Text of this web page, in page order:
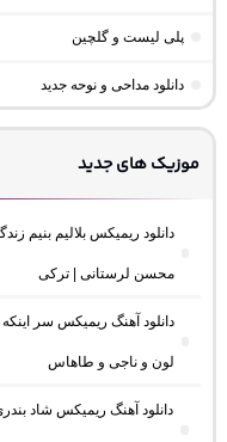
پلی لیست و گلچین
دانلود مداحی و نوحه جدید
موزیک های جدید
دانلود ریمیکس بلالیم بنیم
محسن لرستانی | ترکی
دانلود آهنگ ریمیکس سر
لون و ناجی و طاهاس
دانلود آهنگ ریمیکس شاد